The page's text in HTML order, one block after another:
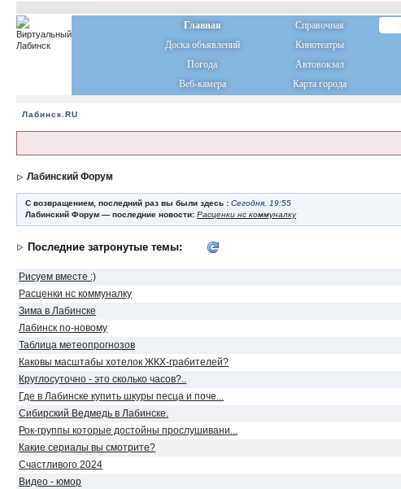
Главная Справочная
Доска объявлений
Кинотеатры
Погода
Автовокзал
Веб-камера
Карта города
Лабинск.RU
Лабинский Форум
С возвращением, последний раз вы были здесь :Сегодня, 19:55
Лабинский Форум — последние новости:Расценки нс коммуналку
Последние затронутые темы:
Рисуем вместе :)
Расценки нс коммуналку
Зима в Лабинске
Лабинск по-новому
Таблица метеопрогнозов
Каковы масштабы хотелок ЖКХ-грабителей?
Круглосуточно - это сколько часов?..
Где в Лабинске купить шкуры песца и поче...
Сибирский Ведмедь в Лабинске.
Рок-группы которые достойны прослушивани...
Какие сериалы вы смотрите?
Счастливого 2024
Видео - юмор